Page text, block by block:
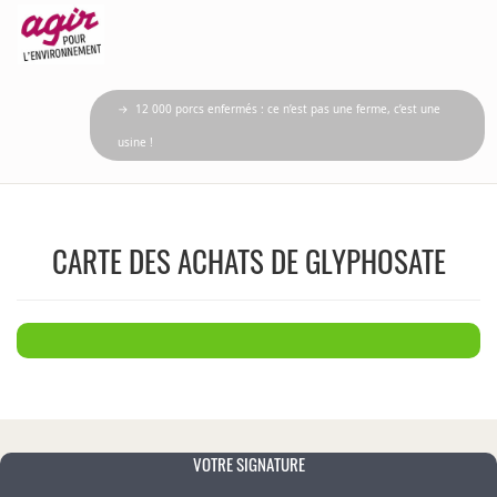
→ 12 000 porcs enfermés : ce n’est pas une ferme, c’est une
usine !
CARTE DES ACHATS DE GLYPHOSATE
VOTRE SIGNATURE